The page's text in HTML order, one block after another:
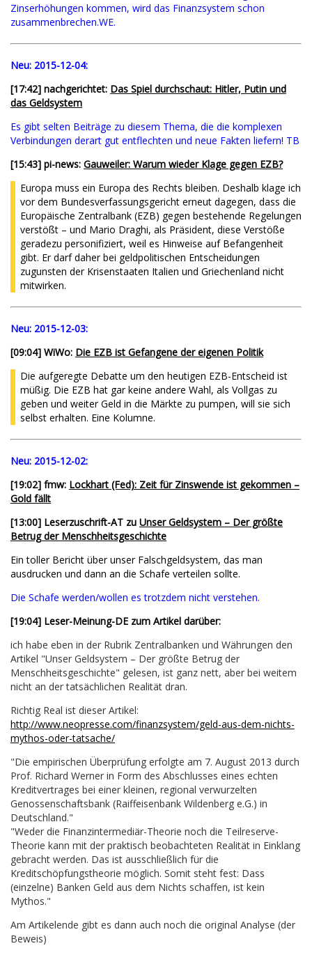
Zinserhöhungen kommen, wird das Finanzsystem schon
zusammenbrechen.WE.
Neu: 2015-12-04:
[17:42] nachgerichtet: Das Spiel durchschaut: Hitler, Putin und
das Geldsystem
Es gibt selten Beiträge zu diesem Thema, die die komplexen
Verbindungen derart gut entflechten und neue Fakten liefern! TB
[15:43] pi-news: Gauweiler: Warum wieder Klage gegen EZB?
Europa muss ein Europa des Rechts bleiben. Deshalb klage ich
vor dem Bundesverfassungsgericht erneut dagegen, dass die
Europäische Zentralbank (EZB) gegen bestehende Regelungen
verstößt – und Mario Draghi, als Präsident, diese Verstöße
geradezu personifiziert, weil es Hinweise auf Befangenheit
gibt. Er darf daher bei geldpolitischen Entscheidungen
zugunsten der Krisenstaaten Italien und Griechenland nicht
mitwirken.
Neu: 2015-12-03:
[09:04] WiWo: Die EZB ist Gefangene der eigenen Politik
Die aufgeregte Debatte um den heutigen EZB-Entscheid ist
müßig. Die EZB hat gar keine andere Wahl, als Vollgas zu
geben und weiter Geld in die Märkte zu pumpen, will sie sich
selbst erhalten. Eine Kolumne.
Neu: 2015-12-02:
[19:02] fmw: Lockhart (Fed): Zeit für Zinswende ist gekommen –
Gold fällt
[13:00] Leserzuschrift-AT zu Unser Geldsystem – Der größte
Betrug der Menschheitsgeschichte
Ein toller Bericht über unser Falschgeldsystem, das man
ausdrucken und dann an die Schafe verteilen sollte.
Die Schafe werden/wollen es trotzdem nicht verstehen.
[19:04] Leser-Meinung-DE zum Artikel darüber:
ich habe eben in der Rubrik Zentralbanken und Währungen den
Artikel "Unser Geldsystem – Der größte Betrug der
Menschheitsgeschichte" gelesen, ist ganz nett, aber bei weitem
nicht an der tatsächlichen Realität dran.
Richtig Real ist dieser Artikel:
http://www.neopresse.com/finanzsystem/geld-aus-dem-nichts-
mythos-oder-tatsache/
"Die empirischen Überprüfung erfolgte am 7. August 2013 durch
Prof. Richard Werner in Form des Abschlusses eines echten
Kreditvertrages bei einer kleinen, regional verwurzelten
Genossenschaftsbank (Raiffeisenbank Wildenberg e.G.) in
Deutschland."
"Weder die Finanzintermediär-Theorie noch die Teilreserve-
Theorie kann mit der praktisch beobachteten Realität in Einklang
gebracht werden. Das ist ausschließlich für die
Kreditschöpfungstheorie möglich. Somit steht fest: Dass
(einzelne) Banken Geld aus dem Nichts schaffen, ist kein
Mythos."
Am Artikelende gibt es dann auch noch die original Analyse (der
Beweis)